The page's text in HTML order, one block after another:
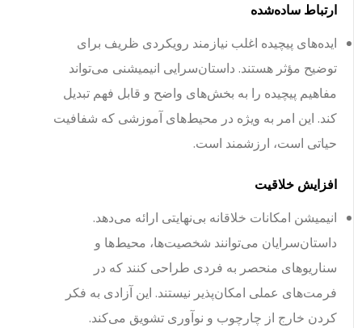
ارتباط ساده‌شده
ایده‌های پیچیده اغلب نیازمند رویکردی ظریف برای
توضیح مؤثر هستند. داستان‌سرایی انیمیشنی می‌تواند
مفاهیم پیچیده را به بخش‌های واضح و قابل فهم تبدیل
کند. این امر به ویژه در محیط‌های آموزشی که شفافیت
حیاتی است، ارزشمند است.
افزایش خلاقیت
انیمیشن امکانات خلاقانه بی‌نهایتی ارائه می‌دهد.
داستان‌سرایان می‌توانند شخصیت‌ها، محیط‌ها و
سناریوهای منحصر به فردی طراحی کنند که در
فرمت‌های عملی امکان‌پذیر نیستند. این آزادی به فکر
کردن خارج از چارچوب و نوآوری تشویق می‌کند.